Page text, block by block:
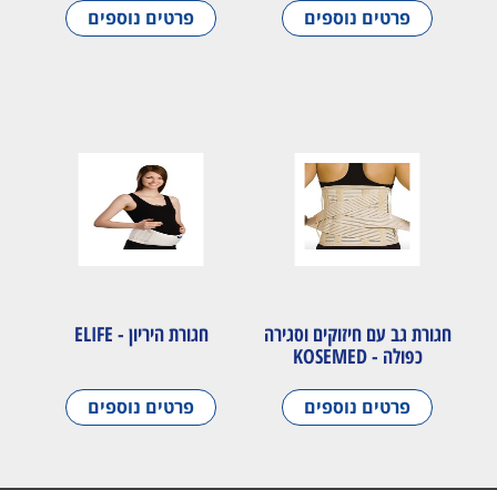
פרטים נוספים פרטים נוספים
חגורת גב עם חיזוקים וסגירה
כפולה - KOSEMED
פרטים נוספים
חגורת היריון - ELIFE
פרטים נוספים